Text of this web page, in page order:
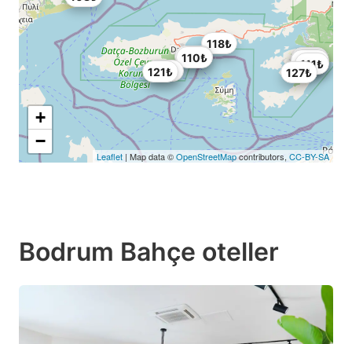
103₺
104₺
106₺
110₺ 111₺
118₺
121₺
123₺
127₺
128₺
+
−
Leaflet | Map data ©OpenStreetMapcontributors, CC-BY-SA
Bodrum Bahçe oteller